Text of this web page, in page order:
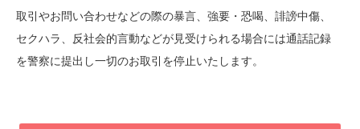
取引やお問い合わせなどの際の暴言、強要・恐喝、誹謗中傷、
セクハラ、反社会的言動などが見受けられる場合には通話記録
を警察に提出し一切のお取引を停止いたします。